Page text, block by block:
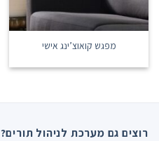
מפגש קואוצ’ינג אישי
רוצים גם מערכת לניהול תורים?